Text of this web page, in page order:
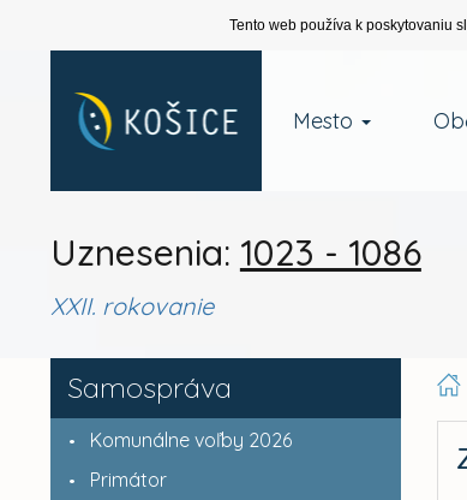
Tento web používa k poskytovaniu
Mesto
Uznesenia: 1023 - 1086
XXII. rokovanie
Samospráva
Komunálne voľby 2026
Primátor